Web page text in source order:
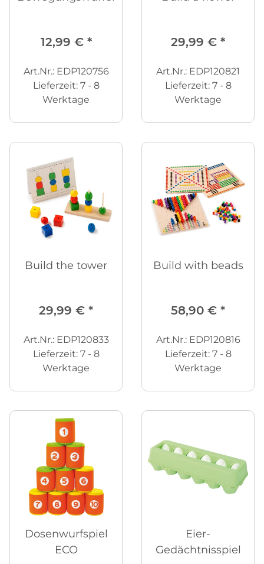
12,99 € *
Art.Nr.: EDP120756
Lieferzeit: 7 - 8
Werktage
29,99 € *
Art.Nr.: EDP120821
Lieferzeit: 7 - 8
Werktage
Build the tower
29,99 € *
Art.Nr.: EDP120833
Lieferzeit: 7 - 8
Werktage
Build with beads
58,90 € *
Art.Nr.: EDP120816
Lieferzeit: 7 - 8
Werktage
Dosenwurfspiel
ECO
Eier-
Gedächtnisspiel